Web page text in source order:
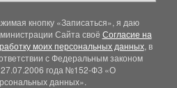
кнопку «Записаться», я даю
Сайта своё Согласие на
моих персональных данных, в
с Федеральным законом
года №152-ФЗ «О
данных».